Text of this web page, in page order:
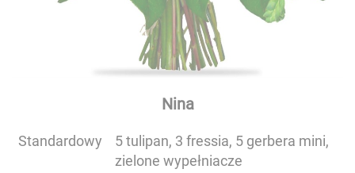
Nina
Standardowy
5 tulipan, 3 fressia, 5 gerbera mini,
zielone wypełniacze